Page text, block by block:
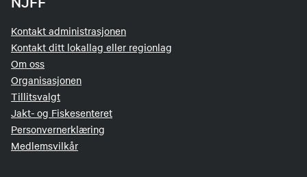
Kontakt administrasjonen
Kontakt ditt lokallag eller regionlag
Om oss
Organisasjonen
Tillitsvalgt
Jakt- og Fiskesenteret
Personvernerklæring
Medlemsvilkår